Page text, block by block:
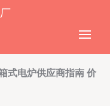
式电炉供应商指南 价